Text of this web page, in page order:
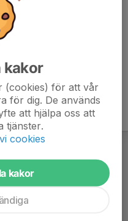
kakor
(cookies) för att vår
för dig. De används
att hjälpa oss att
tjänster.
cookies
kakor